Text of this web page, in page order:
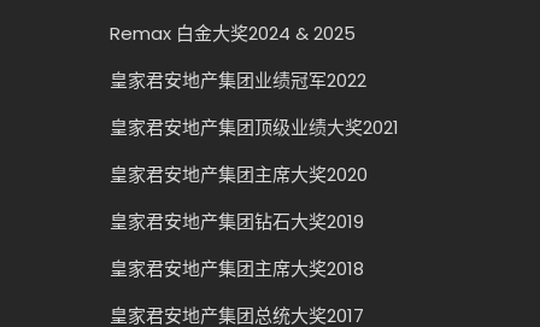
Remax 白金大奖2024 & 2025
皇家君安地产集团业绩冠军2022
皇家君安地产集团顶级业绩大奖2021
皇家君安地产集团主席大奖2020
皇家君安地产集团钻石大奖2019
皇家君安地产集团主席大奖2018
皇家君安地产集团总统大奖2017